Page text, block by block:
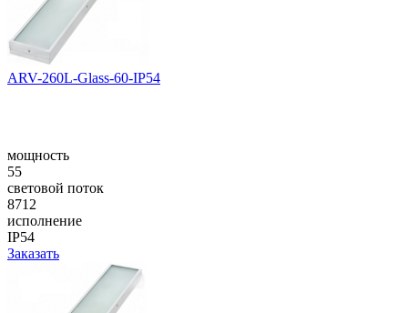
ARV-260L-Glass-60-IP54
мощность
55
световой поток
8712
исполнение
IP54
Заказать